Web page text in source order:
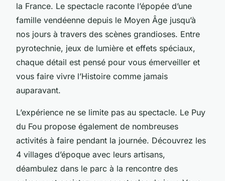
la France. Le spectacle raconte l’épopée d’une
famille vendéenne depuis le Moyen Âge jusqu’à
nos jours à travers des scènes grandioses. Entre
pyrotechnie, jeux de lumière et effets spéciaux,
chaque détail est pensé pour vous émerveiller et
vous faire vivre l’Histoire comme jamais
auparavant.
L’expérience ne se limite pas au spectacle. Le Puy
du Fou propose également de nombreuses
activités à faire pendant la journée. Découvrez les
4 villages d’époque avec leurs artisans,
déambulez dans le parc à la rencontre des